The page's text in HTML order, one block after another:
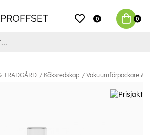
0 0
TRÄDGÅRD Köksredskap Vakuumförpackare &